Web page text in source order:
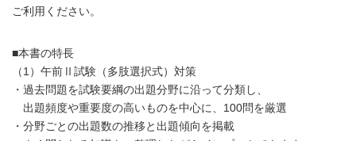
ご利用ください。
■本書の特長
（1）午前Ⅱ試験（多肢選択式）対策
・過去問題を試験要綱の出題分野に沿って分類し、
出題頻度や重要度の高いものを中心に、100問を厳選
・分野ごとの出題数の推移と出題傾向を掲載